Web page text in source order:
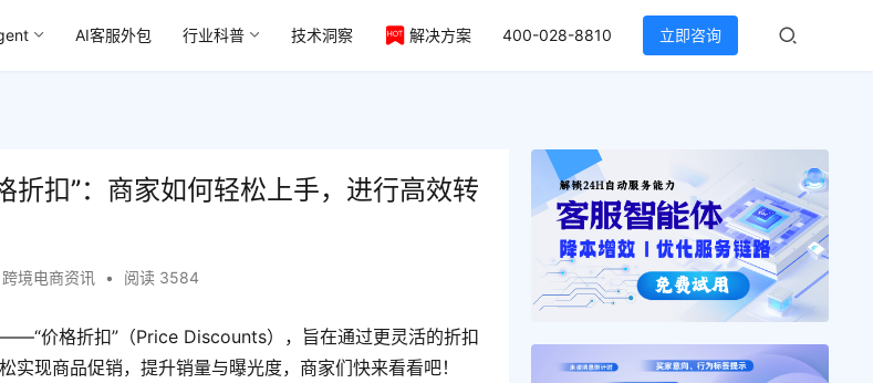
AI客服外包 行业科普 技术洞察 解决方案 400-028-8810 立即咨询
折扣”：商家如何轻松上手，进行高效转
跨境电商资讯 • 阅读 3584
价格折扣”（Price Discounts），旨在通过更灵活的折扣
实现商品促销，提升销量与曝光度，商家们快来看看吧！